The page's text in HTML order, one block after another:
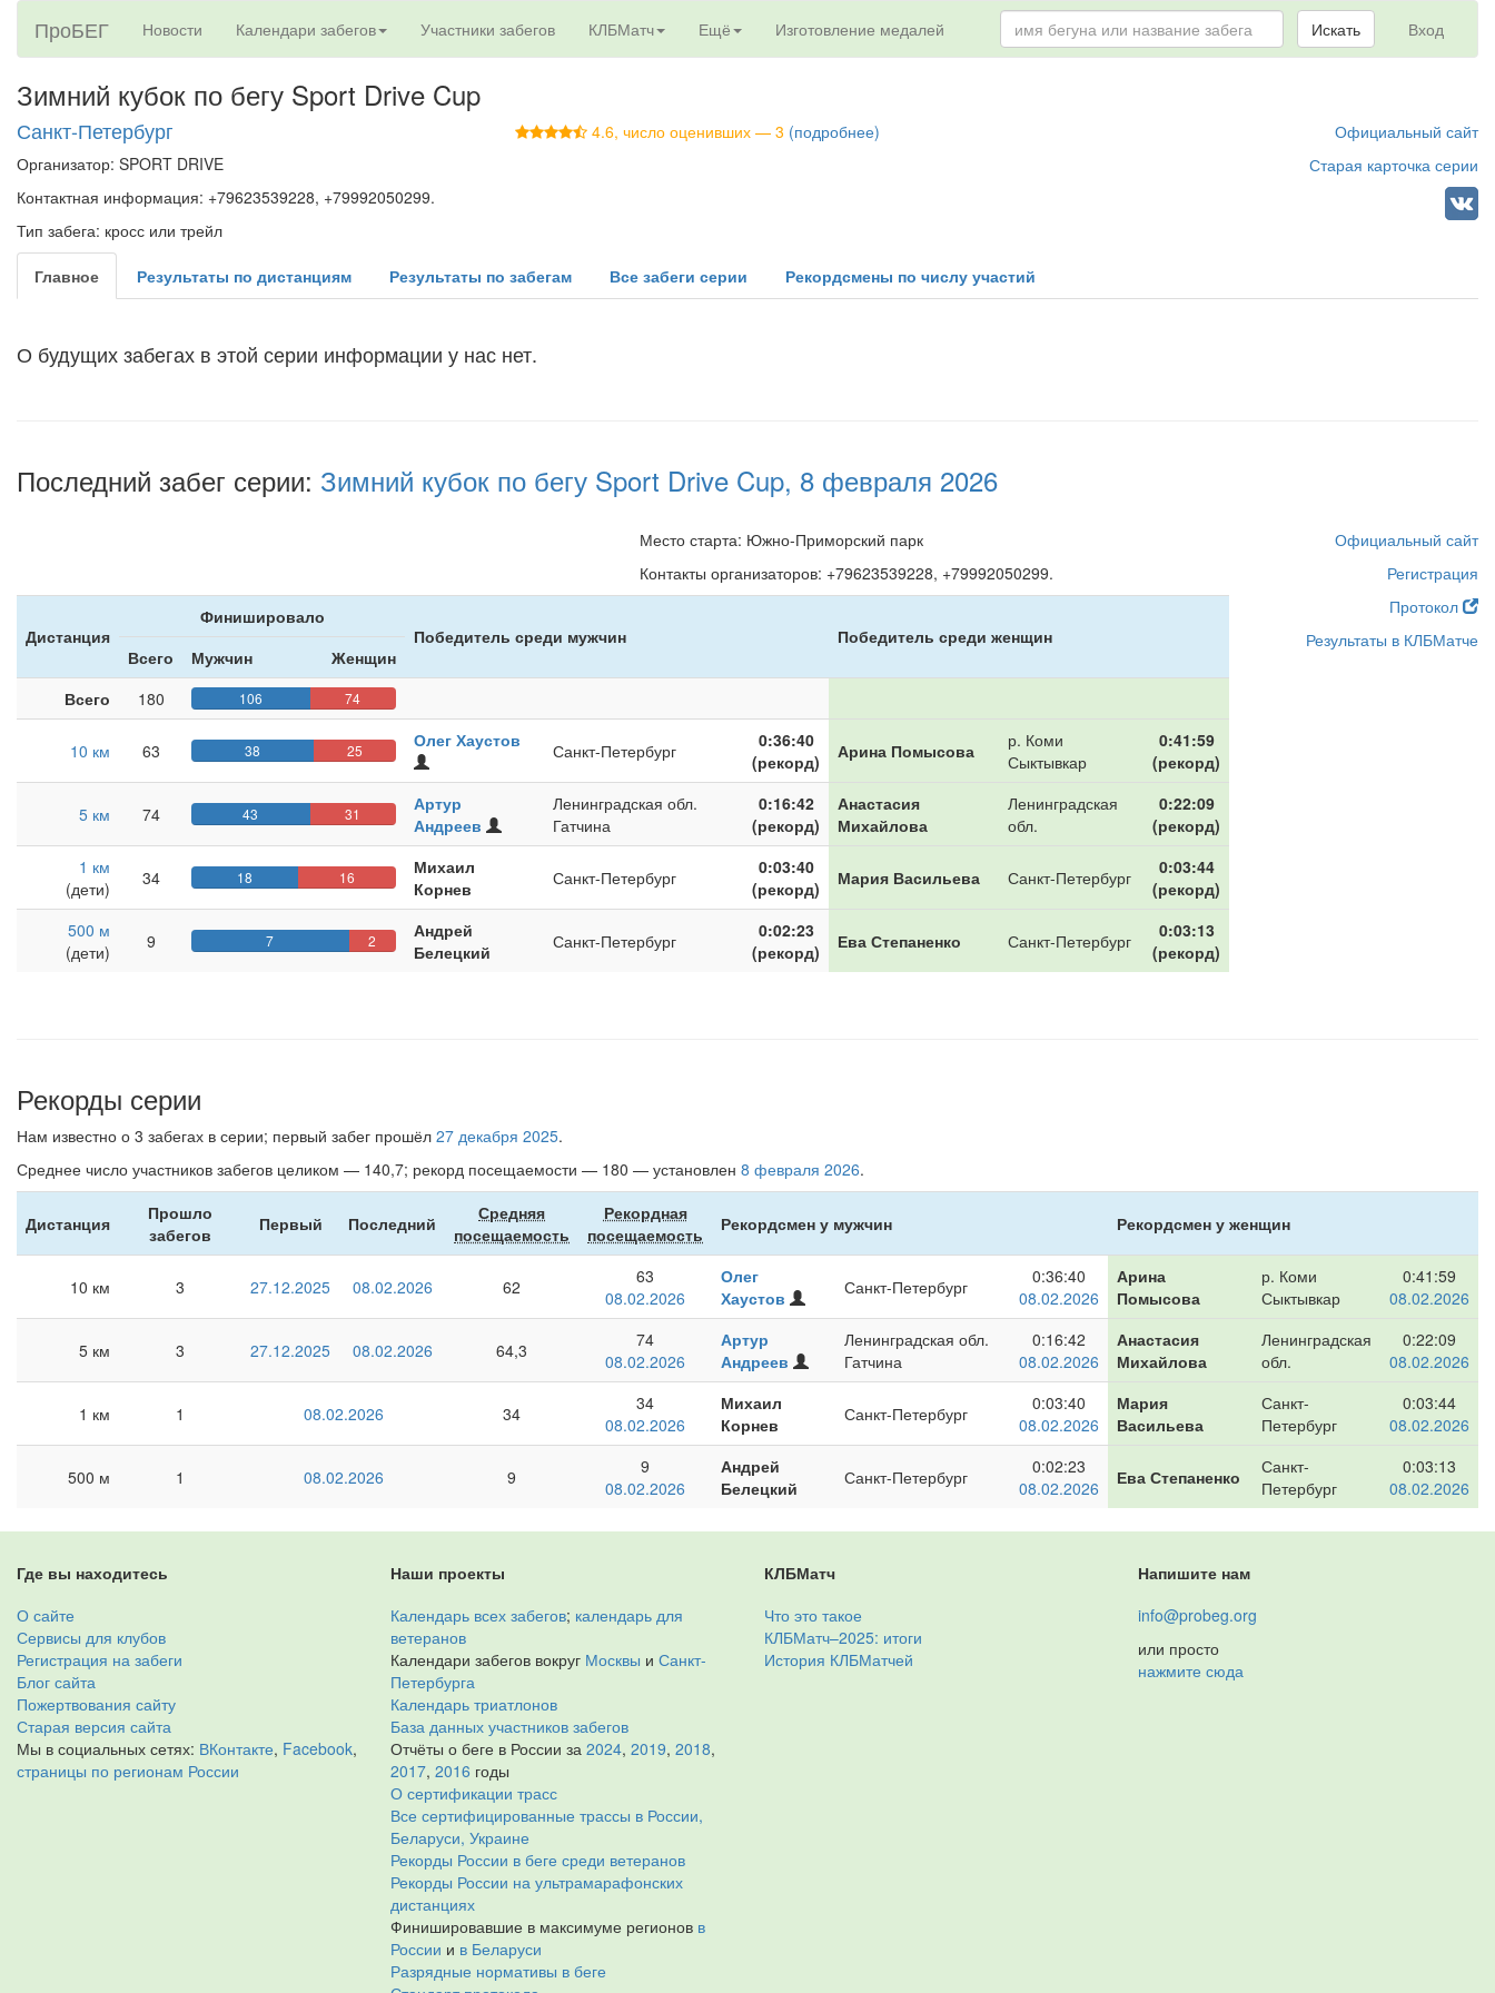
ПроБЕГ Новости Календари забегов Участники забегов КЛБМатч Ещё Изготовление медалей Вход
Искать
Зимний кубок по бегу Sport Drive Cup
Санкт-Петербург
Организатор: SPORT DRIVE
Контактная информация: +79623539228, +79992050299.
Тип забега: кросс или трейл
4.6, число оценивших — 3 (подробнее)
Официальный сайт
Старая карточка серии
Главное Результаты по дистанциям Результаты по забегам Все забеги серии Рекордсмены по числу участий
О будущих забегах в этой серии информации у нас нет.
Последний забег серии: Зимний кубок по бегу Sport Drive Cup, 8 февраля 2026
Место старта: Южно-Приморский парк
Контакты организаторов: +79623539228, +79992050299.
Дистанция
Финишировало
Победитель среди мужчин
Победитель среди женщин
Всего
Мужчин
Женщин
Всего
180 106 74
10 км 63 38 25
Олег Хаустов
на
сайте
Санкт-Петербург
0:36:40
(рекорд)
Арина Помысова
р. Коми
Сыктывкар
0:41:59
(рекорд)
5 км 74 43 31
Артур
Андреев
Зарегистрирован
на
Ленинградская обл.
Гатчина
0:16:42
(рекорд)
Анастасия
Михайлова
Ленинградская
обл.
0:22:09
(рекорд)
1 км
(дети)
34 18 16
Михаил
Корнев
Санкт-Петербург
0:03:40
(рекорд)
Мария Васильева Санкт-Петербург
0:03:44
(рекорд)
500 м
(дети)
9 7 2
Андрей
Белецкий
Санкт-Петербург
0:02:23
(рекорд)
Ева Степаненко Санкт-Петербург
0:03:13
(рекорд)
Официальный сайт
Регистрация
Протокол
Результаты в КЛБМатче
Рекорды серии
Нам известно о 3 забегах в серии; первый забег прошёл 27 декабря 2025.
Среднее число участников забегов целиком — 140,7; рекорд посещаемости — 180 — установлен 8 февраля 2026.
Дистанция
Прошло
забегов
Первый Последний
Средняя
посещаемость
Рекордная
посещаемость
Рекордсмен у мужчин Рекордсмен у женщин
10 км 3 27.12.2025 08.02.2026 62
63
08.02.2026
Олег
Хаустов
Зарегистрирован
на
сайте
Санкт-Петербург
0:36:40
08.02.2026
Арина
Помысова
р. Коми
Сыктывкар
0:41:59
08.02.2026
5 км 3 27.12.2025 08.02.2026 64,3
74
08.02.2026
Артур
Андреев
Зарегистрирован
на
сайте
Ленинградская обл.
Гатчина
0:16:42
08.02.2026
Анастасия
Михайлова
Ленинградская
обл.
0:22:09
08.02.2026
1 км 1 08.02.2026 34
34
08.02.2026
Михаил
Корнев
Санкт-Петербург
0:03:40
08.02.2026
Мария
Васильева
Санкт-
Петербург
0:03:44
08.02.2026
500 м 1 08.02.2026 9
9
08.02.2026
Андрей
Белецкий
Санкт-Петербург
0:02:23
08.02.2026
Ева Степаненко
Санкт-
Петербург
0:03:13
08.02.2026
Где вы находитесь
О сайте
Сервисы для клубов
Регистрация на забеги
Блог сайта
Пожертвования сайту
Старая версия сайта
Мы в социальных сетях: ВКонтакте, Facebook,
страницы по регионам России
Наши проекты
Календарь всех забегов; календарь для
ветеранов
Календари забегов вокруг Москвы и Санкт-
Петербурга
Календарь триатлонов
База данных участников забегов
Отчёты о беге в России за 2024, 2019, 2018,
2017, 2016 годы
О сертификации трасс
Все сертифицированные трассы в России,
Беларуси, Украине
Рекорды России в беге среди ветеранов
Рекорды России на ультрамарафонских
дистанциях
Финишировавшие в максимуме регионов в
России и в Беларуси
Разрядные нормативы в беге
КЛБМатч
Что это такое
КЛБМатч–2025: итоги
История КЛБМатчей
Напишите нам
info@probeg.org
или просто
нажмите сюда